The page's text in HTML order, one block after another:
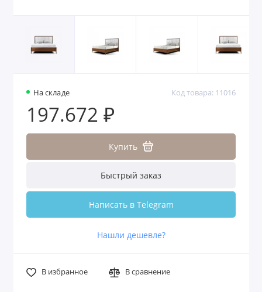
На складе Код товара: 11016
197.672 ₽
Купить
Быстрый заказ
Написать в Telegram
Нашли дешевле?
В избранное В сравнение